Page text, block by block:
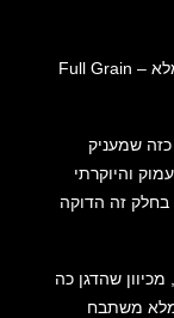
כשמדברים על עור אמיתי איכותי, המושג עור מלא – Full Grain
שמעניק
והיוקרתי
זה הדוקה
שהדגן כה
מלא משתבח